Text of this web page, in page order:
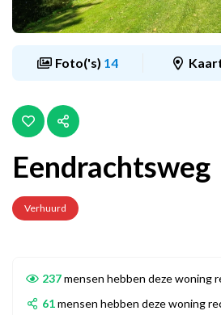
Foto('s) 14
Eendrachtsweg
Verhuurd
237mensen hebben deze woning
61mensen hebben deze woning